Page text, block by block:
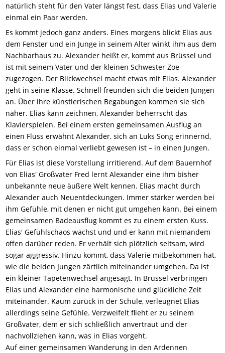
natürlich steht für den Vater längst fest, dass Elias und Valerie
einmal ein Paar werden.
Es kommt jedoch ganz anders. Eines morgens blickt Elias aus
dem Fenster und ein Junge in seinem Alter winkt ihm aus dem
Nachbarhaus zu. Alexander heißt er, kommt aus Brüssel und
ist mit seinem Vater und der kleinen Schwester Zoe
zugezogen. Der Blickwechsel macht etwas mit Elias. Alexander
geht in seine Klasse. Schnell freunden sich die beiden Jungen
an. Über ihre künstlerischen Begabungen kommen sie sich
näher. Elias kann zeichnen, Alexander beherrscht das
Klavierspielen. Bei einem ersten gemeinsamen Ausflug an
einen Fluss erwähnt Alexander, sich an Luks Song erinnernd,
dass er schon einmal verliebt gewesen ist – in einen Jungen.
Für Elias ist diese Vorstellung irritierend. Auf dem Bauernhof
von Elias' Großvater Fred lernt Alexander eine ihm bisher
unbekannte neue äußere Welt kennen. Elias macht durch
Alexander auch Neuentdeckungen. Immer stärker werden bei
ihm Gefühle, mit denen er nicht gut umgehen kann. Bei einem
gemeinsamen Badeausflug kommt es zu einem ersten Kuss.
Elias' Gefühlschaos wächst und und er kann mit niemandem
offen darüber reden. Er verhält sich plötzlich seltsam, wird
sogar aggressiv. Hinzu kommt, dass Valerie mitbekommen hat,
wie die beiden Jungen zärtlich miteinander umgehen. Da ist
ein kleiner Tapetenwechsel angesagt. In Brüssel verbringen
Elias und Alexander eine harmonische und glückliche Zeit
miteinander. Kaum zurück in der Schule, verleugnet Elias
allerdings seine Gefühle. Verzweifelt flieht er zu seinem
Großvater, dem er sich schließlich anvertraut und der
nachvollziehen kann, was in Elias vorgeht.
Auf einer gemeinsamen Wanderung in den Ardennen